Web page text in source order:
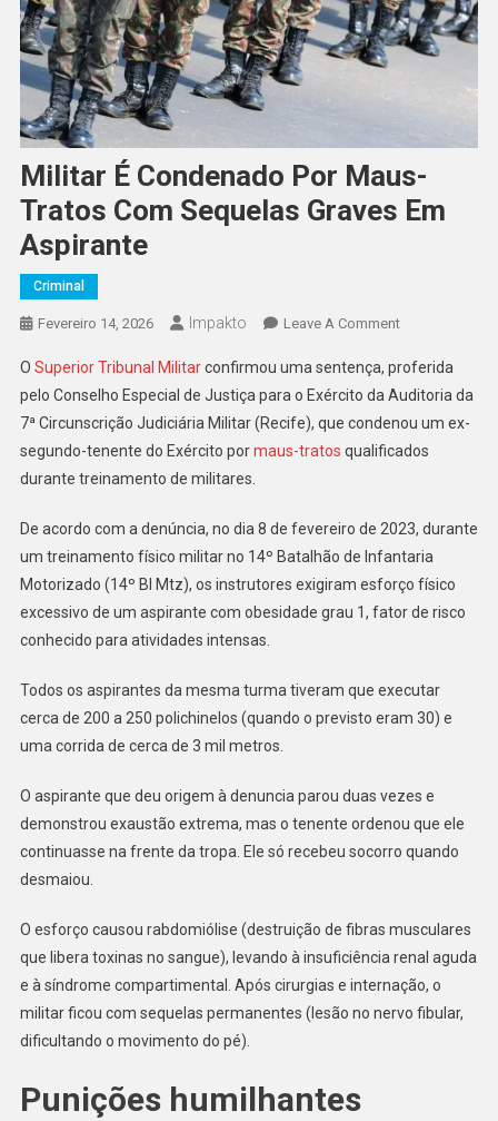
Militar É Condenado Por Maus-
Tratos Com Sequelas Graves Em
Aspirante
Criminal
Fevereiro 14, 2026 Impakto Leave A CommentOn
É
Condenado
Por
Maus-
Sequelas
Graves
Em
Aspirante
O Superior Tribunal Militarconfirmou uma sentença, proferida
pelo Conselho Especial de Justiça para o Exército da Auditoria da
7ª Circunscrição Judiciária Militar (Recife), que condenou um ex-
segundo-tenente do Exército pormaus-tratos qualificados
durante treinamento de militares.
De acordo com a denúncia, no dia 8 de fevereiro de 2023, durante
um treinamento físico militar no 14º Batalhão de Infantaria
Motorizado (14º BI Mtz), os instrutores exigiram esforço físico
excessivo de um aspirante com obesidade grau 1, fator de risco
conhecido para atividades intensas.
Todos os aspirantes da mesma turma tiveram que executar
cerca de 200 a 250 polichinelos (quando o previsto eram 30) e
uma corrida de cerca de 3 mil metros.
O aspirante que deu origem à denuncia parou duas vezes e
demonstrou exaustão extrema, mas o tenente ordenou que ele
continuasse na frente da tropa. Ele só recebeu socorro quando
desmaiou.
O esforço causou rabdomiólise (destruição de fibras musculares
que libera toxinas no sangue), levando à insuficiência renal aguda
e à síndrome compartimental. Após cirurgias e internação, o
militar ficou com sequelas permanentes (lesão no nervo fibular,
dificultando o movimento do pé).
Punições humilhantes